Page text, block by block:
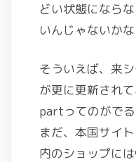
どい状態になら
いんじゃないか
そういえば、来
が更に更新され
partってのがでる
まだ、本国サイ
内のショップに